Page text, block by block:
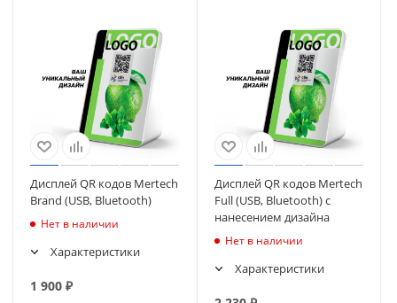
Дисплей QR кодов Mertech
Brand (USB, Bluetooth)
Нет в наличии
Характеристики
1 900 ₽
Дисплей QR кодов Mertech
Full (USB, Bluetooth) с
нанесением дизайна
Нет в наличии
Характеристики